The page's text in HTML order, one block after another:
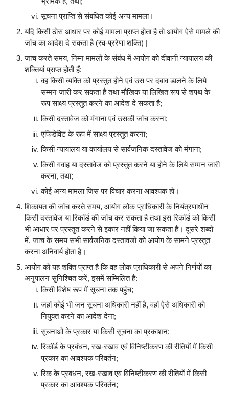
सूचना प्राप्ति से संबंधित कोई अन्य मामला।
यदि किसी ठोस आधार पर कोई मामला प्राप्त होता है तो आयोग ऐसे मामले की
जांच का आदेश दे सकता है (स्व-प्ररेणा शक्ति) |
जांच करते समय, निम्न मामलों के संबंध में आयोग को दीवानी न्यायालय की
शक्तियां प्राप्त होती हैं:
वह किसी व्यक्ति को प्रस्तुत होने एवं उस पर दबाव डालने के लिये
सम्मन जारी कर सकता है तथा मौखिक या लिखित रूप से शपथ के
रूप साक्ष्य प्रस्तुत करने का आदेश दे सकता है;
किसी दस्तावेज को मंगाना एवं उसकी जांच करना;
एफिडेविट के रूप में साक्ष्य प्रस्तुत करना;
किसी न्यायालय या कार्यालय से सार्वजनिक दस्तावेज को मंगाना;
किसी गवाह या दस्तावेज को प्रस्तुत करने या होने के लिये सम्मन जारी
करना, तथा;
कोई अन्य मामला जिस पर विचार करना आवश्यक हो।
शिकायत की जांच करते समय, आयोग लोक प्राधिकारी के नियंत्रणाधीन
किसी दस्तावेज या रिकॉर्ड की जांच कर सकता है तथा इस रिकॉर्ड को किसी
भी आधार पर प्रस्तुत करने से इंकार नहीं किया जा सकता है। दूसरे शब्दों
में, जांच के समय सभी सार्वजनिक दस्तावजों को आयोग के सामने प्रस्तुत
करना अनिवार्य होता है।
आयोग को यह शक्ति प्राप्त है कि वह लोक प्राधिकारी से अपने निर्णयों का
अनुपालन सुनिश्चित करें, इसमें सम्मिलित हैं:
किसी विशेष रूप में सूचना तक पहुंच;
जहां कोई भी जन सूचना अधिकारी नहीं है, वहां ऐसे अधिकारी को
नियुक्त करने का आदेश देना;
सूचनाओं के प्रकार या किसी सूचना का प्रकाशन;
रिकॉर्ड के प्रबंधन, रख-रखाव एवं विनिष्टीकरण की रीतियों में किसी
प्रकार का आवश्यक परिवर्तन;
रिक के प्रबंधन, रख-रखाव एवं विनिष्टीकरण की रीतियों में किसी
प्रकार का आवश्यक परिवर्तन;